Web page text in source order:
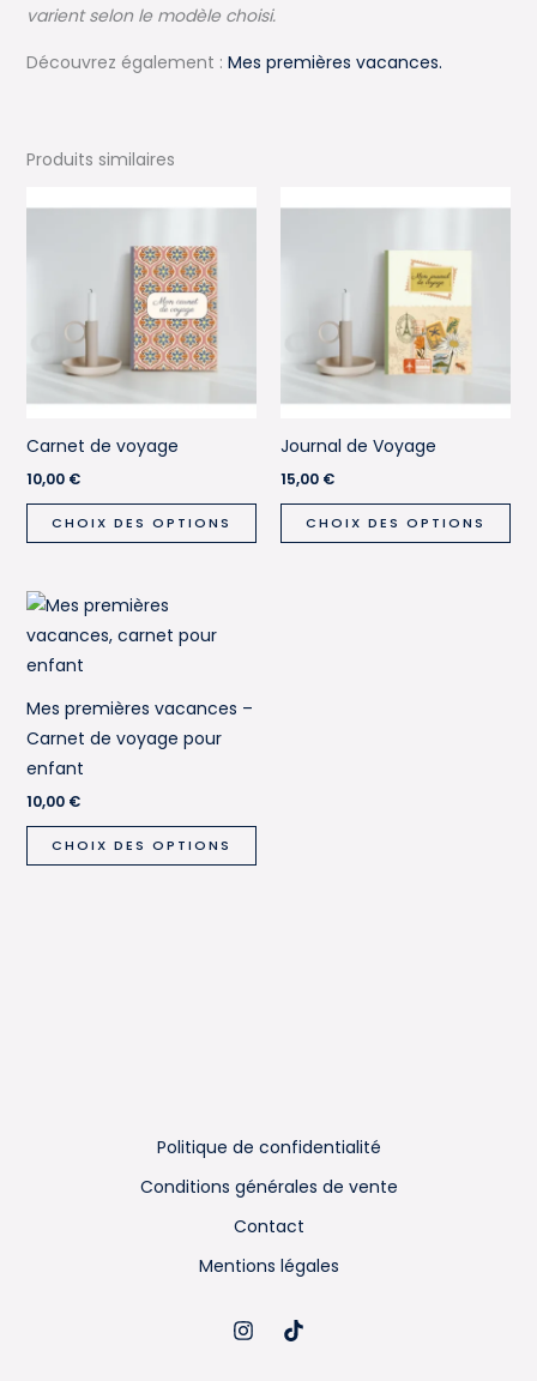
varient selon le modèle choisi.
Découvrez également : Mes premières vacances.
Produits similaires
Carnet de voyage
10,00 €
CHOIX DES OPTIONS
Ce
produit
page
Journal de Voyage
15,00 €
CHOIX DES OPTIONS
Ce
Mes premières vacances –
Carnet de voyage pour
enfant
10,00 €
CHOIX DES OPTIONS
Ce
produit
page
du
Politique de confidentialité
Conditions générales de vente
Contact
Mentions légales